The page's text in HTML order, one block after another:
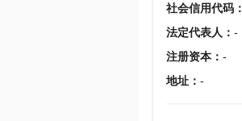
社会信用代码：
法定代表人 ： -
注册资本： -
地址： -